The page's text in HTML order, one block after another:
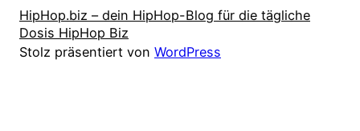
HipHop.biz – dein HipHop-Blog für die tägliche
Dosis HipHop Biz
Stolz präsentiert von WordPress